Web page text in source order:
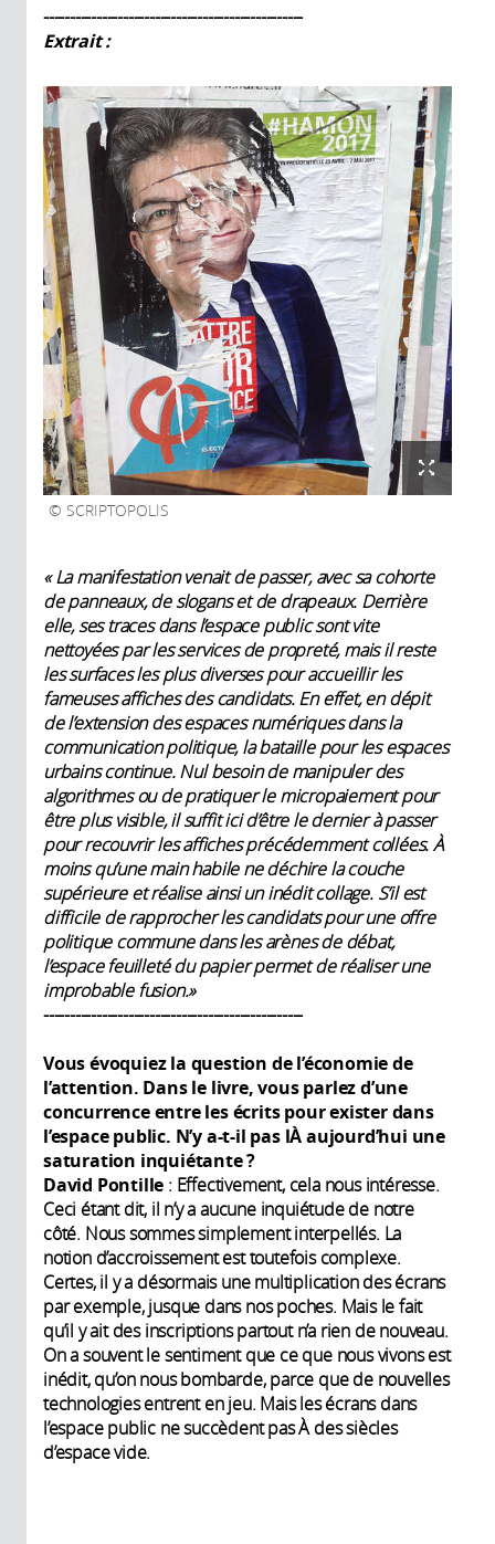
-------------------------------------------------
Extrait :
SCRIPTOPOLIS
« La manifestation venait de passer, avec sa cohorte
de panneaux, de slogans et de drapeaux. Derrière
elle, ses traces dans l’espace public sont vite
nettoyées par les services de propreté, mais il reste
les surfaces les plus diverses pour accueillir les
fameuses affiches des candidats. En effet, en dépit
de l’extension des espaces numériques dans la
communication politique, la bataille pour les espaces
urbains continue. Nul besoin de manipuler des
algorithmes ou de pratiquer le micropaiement pour
être plus visible, il suffit ici d’être le dernier à passer
pour recouvrir les affiches précédemment collées. À
moins qu’une main habile ne déchire la couche
supérieure et réalise ainsi un inédit collage. S’il est
difficile de rapprocher les candidats pour une offre
politique commune dans les arènes de débat,
l’espace feuilleté du papier permet de réaliser une
improbable fusion.»
-------------------------------------------------
Vous évoquiez la question de l’économie de
l’attention. Dans le livre, vous parlez d’une
concurrence entre les écrits pour exister dans
l’espace public. N’y a-t-il pas lÀ aujourd’hui une
saturation inquiétante ?
David Pontille : Effectivement, cela nous intéresse.
Ceci étant dit, il n’y a aucune inquiétude de notre
côté. Nous sommes simplement interpellés. La
notion d’accroissement est toutefois complexe.
Certes, il y a désormais une multiplication des écrans
par exemple, jusque dans nos poches. Mais le fait
qu’il y ait des inscriptions partout n’a rien de nouveau.
On a souvent le sentiment que ce que nous vivons est
inédit, qu’on nous bombarde, parce que de nouvelles
technologies entrent en jeu. Mais les écrans dans
l’espace public ne succèdent pas À des siècles
d’espace vide.